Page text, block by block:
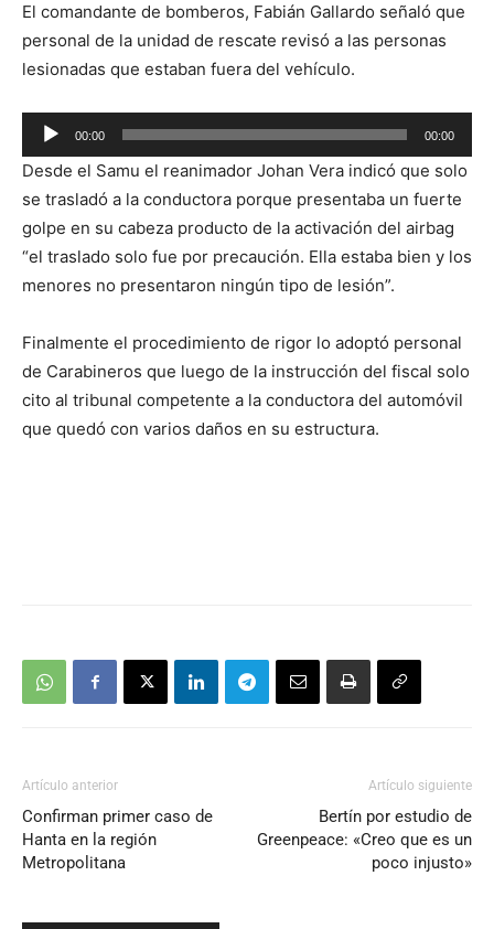
El comandante de bomberos, Fabián Gallardo señaló que
personal de la unidad de rescate revisó a las personas
lesionadas que estaban fuera del vehículo.
Reproductor
de
audio
00:00 00:00
Desde el Samu el reanimador Johan Vera indicó que solo
se trasladó a la conductora porque presentaba un fuerte
golpe en su cabeza producto de la activación del airbag
“el traslado solo fue por precaución. Ella estaba bien y los
menores no presentaron ningún tipo de lesión”.
Finalmente el procedimiento de rigor lo adoptó personal
de Carabineros que luego de la instrucción del fiscal solo
cito al tribunal competente a la conductora del automóvil
que quedó con varios daños en su estructura.
Artículo anterior
Confirman primer caso de
Hanta en la región
Metropolitana
Artículo siguiente
Bertín por estudio de
Greenpeace: «Creo que es un
poco injusto»